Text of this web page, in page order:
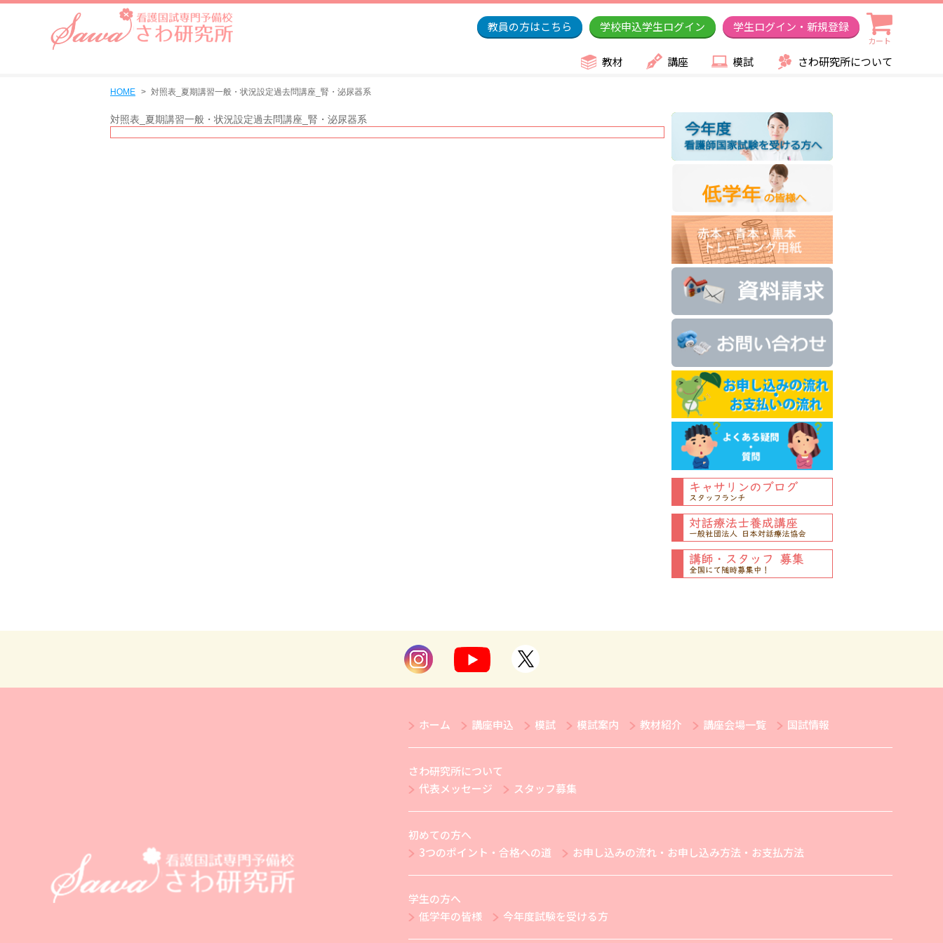
教員の方はこちら 学校申込学生ログイン 学生ログイン・新規登録
カート
教材 講座 模試 さわ研究所について
HOME 対照表_夏期講習一般・状況設定過去問講座_腎・泌尿器系
対照表_夏期講習一般・状況設定過去問講座_腎・泌尿器系
ホーム 講座申込 模試 模試案内 教材紹介 講座会場一覧 国試情報
さわ研究所について
代表メッセージ
スタッフ募集
初めての方へ
3つのポイント・合格への道
お申し込みの流れ・お申し込み方法・お支払方法
学生の方へ
低学年の皆様
今年度試験を受ける方